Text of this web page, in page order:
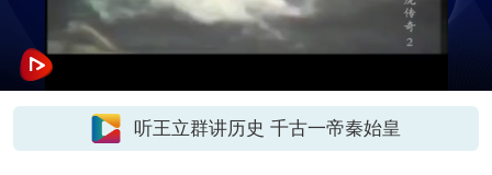
听王立群讲历史 千古一帝秦始皇